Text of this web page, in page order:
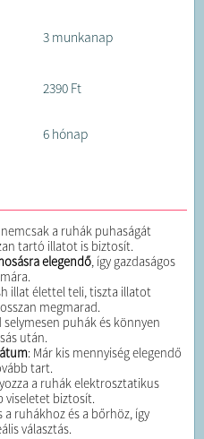
3 munkanap
2390 Ft
6 hónap
a ruhák puhaságát
tartó illatot is biztosít.
elegendő, így gazdaságos
illat élettel teli, tiszta illatot
megmarad.
selymesen puhák és könnyen
után.
: Már kis mennyiség elegendő
tart.
a ruhák elektrosztatikus
viseletet biztosít.
a ruhákhoz és a bőrhöz, így
választás.